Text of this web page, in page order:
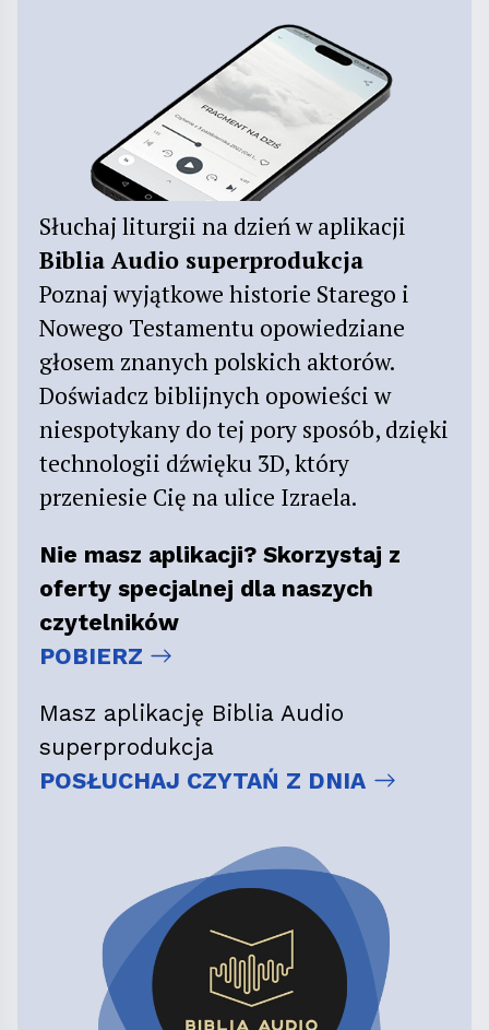
Słuchaj liturgii na dzień w aplikacji
Biblia Audio superprodukcja
Poznaj wyjątkowe historie Starego i
Nowego Testamentu opowiedziane
głosem znanych polskich aktorów.
Doświadcz biblijnych opowieści w
niespotykany do tej pory sposób, dzięki
technologii dźwięku 3D, który
przeniesie Cię na ulice Izraela.
Nie masz aplikacji? Skorzystaj z
oferty specjalnej dla naszych
czytelników
POBIERZ
Masz aplikację Biblia Audio
superprodukcja
POSŁUCHAJ CZYTAŃ Z DNIA